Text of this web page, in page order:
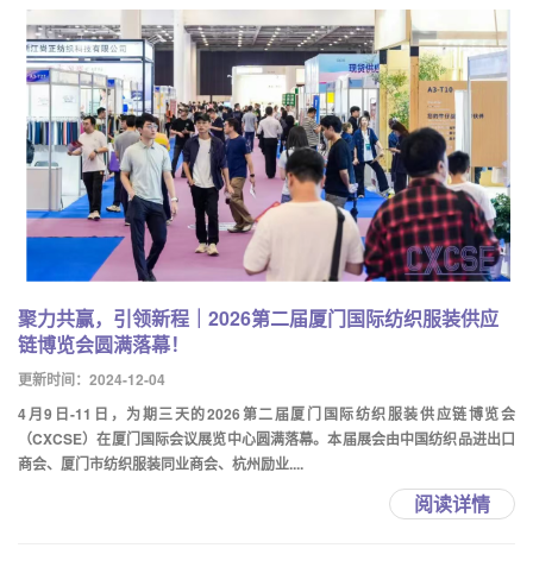
聚力共赢，引领新程｜2026第二届厦门国际纺织服装供应
链博览会圆满落幕！
更新时间：2024-12-04
4月9日-11日，为期三天的2026第二届厦门国际纺织服装供应链博览会
（CXCSE）在厦门国际会议展览中心圆满落幕。本届展会由中国纺织品进出口
商会、厦门市纺织服装同业商会、杭州励业....
阅读详情